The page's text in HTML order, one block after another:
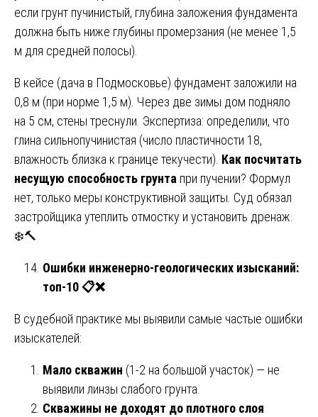
если грунт пучинистый, глубина заложения фундамента
должна быть ниже глубины промерзания (не менее 1,5
м для средней полосы).
В кейсе (дача в Подмосковье) фундамент заложили на
0,8 м (при норме 1,5 м). Через две зимы дом подняло
на 5 см, стены треснули. Экспертиза: определили, что
глина сильнопучинистая (число пластичности 18,
влажность близка к границе текучести). Как посчитать
несущую способность грунта при пучении? Формул
нет, только меры конструктивной защиты. Суд обязал
застройщика утеплить отмостку и установить дренаж.
❄️🔨
Ошибки инженерно-геологических изысканий:
топ-10📋❌
В судебной практике мы выявили самые частые ошибки
изыскателей:
Мало скважин (1-2 на большой участок) — не
выявили линзы слабого грунта.
Скважины не доходят до плотного слоя